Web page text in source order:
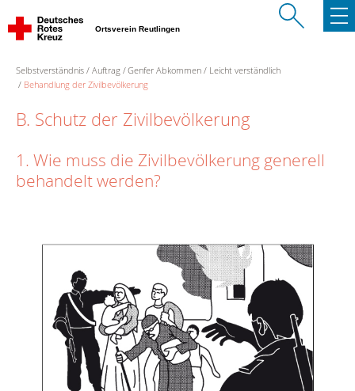
Ortsverein Reutlingen
Selbstverständnis Auftrag Genfer Abkommen
Leicht verständlich
Behandlung der Zivilbevölkerung
B. Schutz der Zivilbevölkerung
1. Wie muss die Zivilbevölkerung generell
behandelt werden?